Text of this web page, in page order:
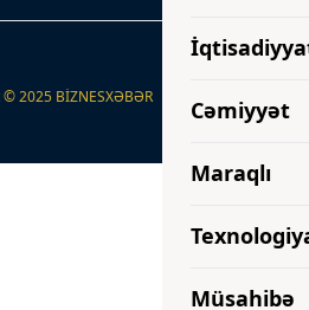
Cəmiyyət
Maraqlı
Müsahibə
2025 BİZNESXƏBƏR